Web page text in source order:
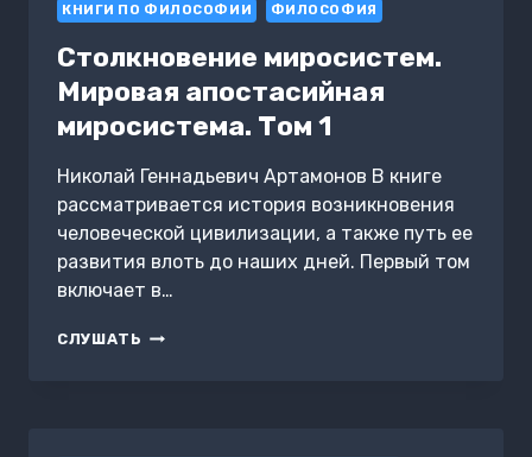
КНИГИ ПО ФИЛОСОФИИ
ФИЛОСОФИЯ
Столкновение миросистем.
Мировая апостасийная
миросистема. Том 1
Николай Геннадьевич Артамонов В книге
рассматривается история возникновения
человеческой цивилизации, а также путь ее
развития влоть до наших дней. Первый том
включает в…
СЛУШАТЬ СТОЛКНОВЕНИЕ